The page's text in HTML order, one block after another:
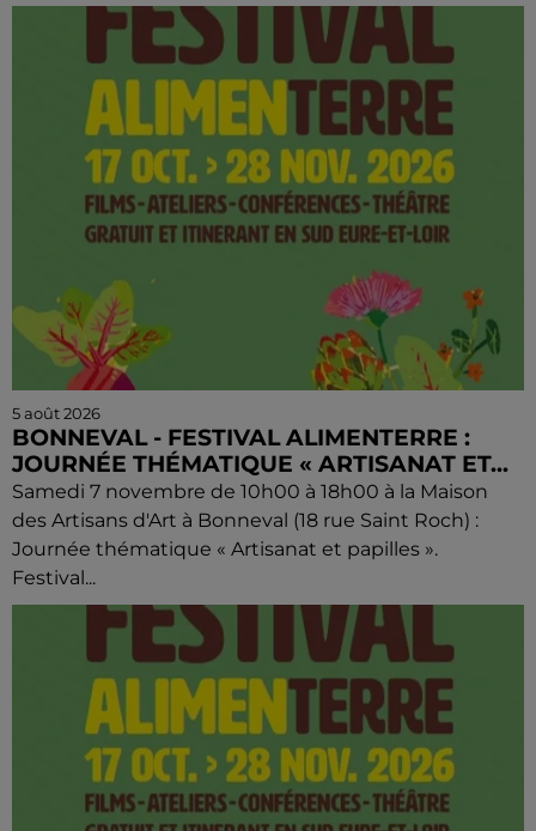
5 août 2026
BONNEVAL - FESTIVAL ALIMENTERRE :
JOURNÉE THÉMATIQUE « ARTISANAT ET...
Samedi 7 novembre de 10h00 à 18h00 à la Maison
des Artisans d'Art à Bonneval (18 rue Saint Roch) :
Journée thématique « Artisanat et papilles ».
Festival...